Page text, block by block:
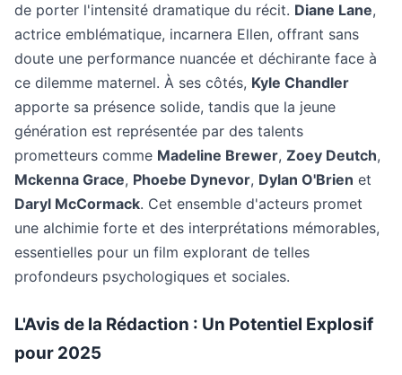
de porter l'intensité dramatique du récit. Diane Lane,
actrice emblématique, incarnera Ellen, offrant sans
doute une performance nuancée et déchirante face à
ce dilemme maternel. À ses côtés, Kyle Chandler
apporte sa présence solide, tandis que la jeune
génération est représentée par des talents
prometteurs comme Madeline Brewer, Zoey Deutch,
Mckenna Grace, Phoebe Dynevor, Dylan O'Brien et
Daryl McCormack. Cet ensemble d'acteurs promet
une alchimie forte et des interprétations mémorables,
essentielles pour un film explorant de telles
profondeurs psychologiques et sociales.
L'Avis de la Rédaction : Un Potentiel Explosif
pour 2025